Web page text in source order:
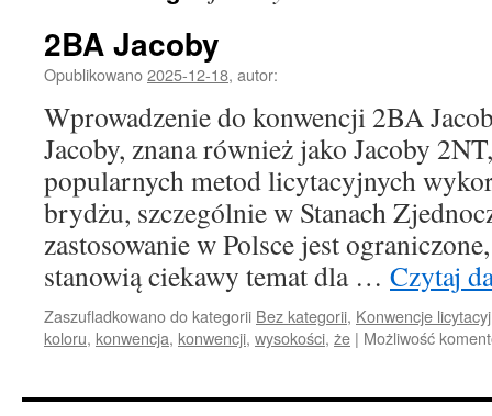
2BA Jacoby
Opublikowano2025-12-18, autor:
Wprowadzenie do konwencji 2BA
Jacoby, znana również jako Jacoby
popularnych metod licytacyjnych
brydżu, szczególnie w Stanach
zastosowanie w Polsce jest
stanowią ciekawy temat dla … Czytaj
Zaszufladkowano do kategorii Bez kategorii, Konwencje
koloru, konwencja, konwencji, wysokości, że | Możliwość